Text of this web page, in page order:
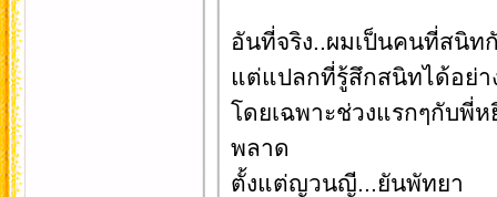
อันที่จริง..ผมเป็นคนที่สนิท
แต่แปลกที่รู้สึกสนิทได้อย่า
โดยเฉพาะช่วงแรกๆกับพี่
พลาด
ตั้งแต่ญวนญี...ยันพัทยา